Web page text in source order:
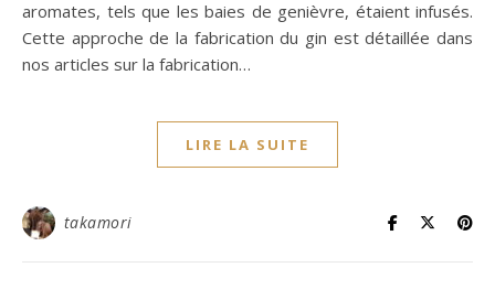
aromates, tels que les baies de genièvre, étaient infusés.
Cette approche de la fabrication du gin est détaillée dans
nos articles sur la fabrication…
LIRE LA SUITE
takamori